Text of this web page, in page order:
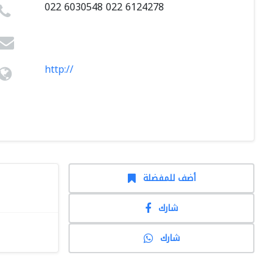
022 6030548 022 6124278
http://
أضف للمفضلة
شارك
شارك